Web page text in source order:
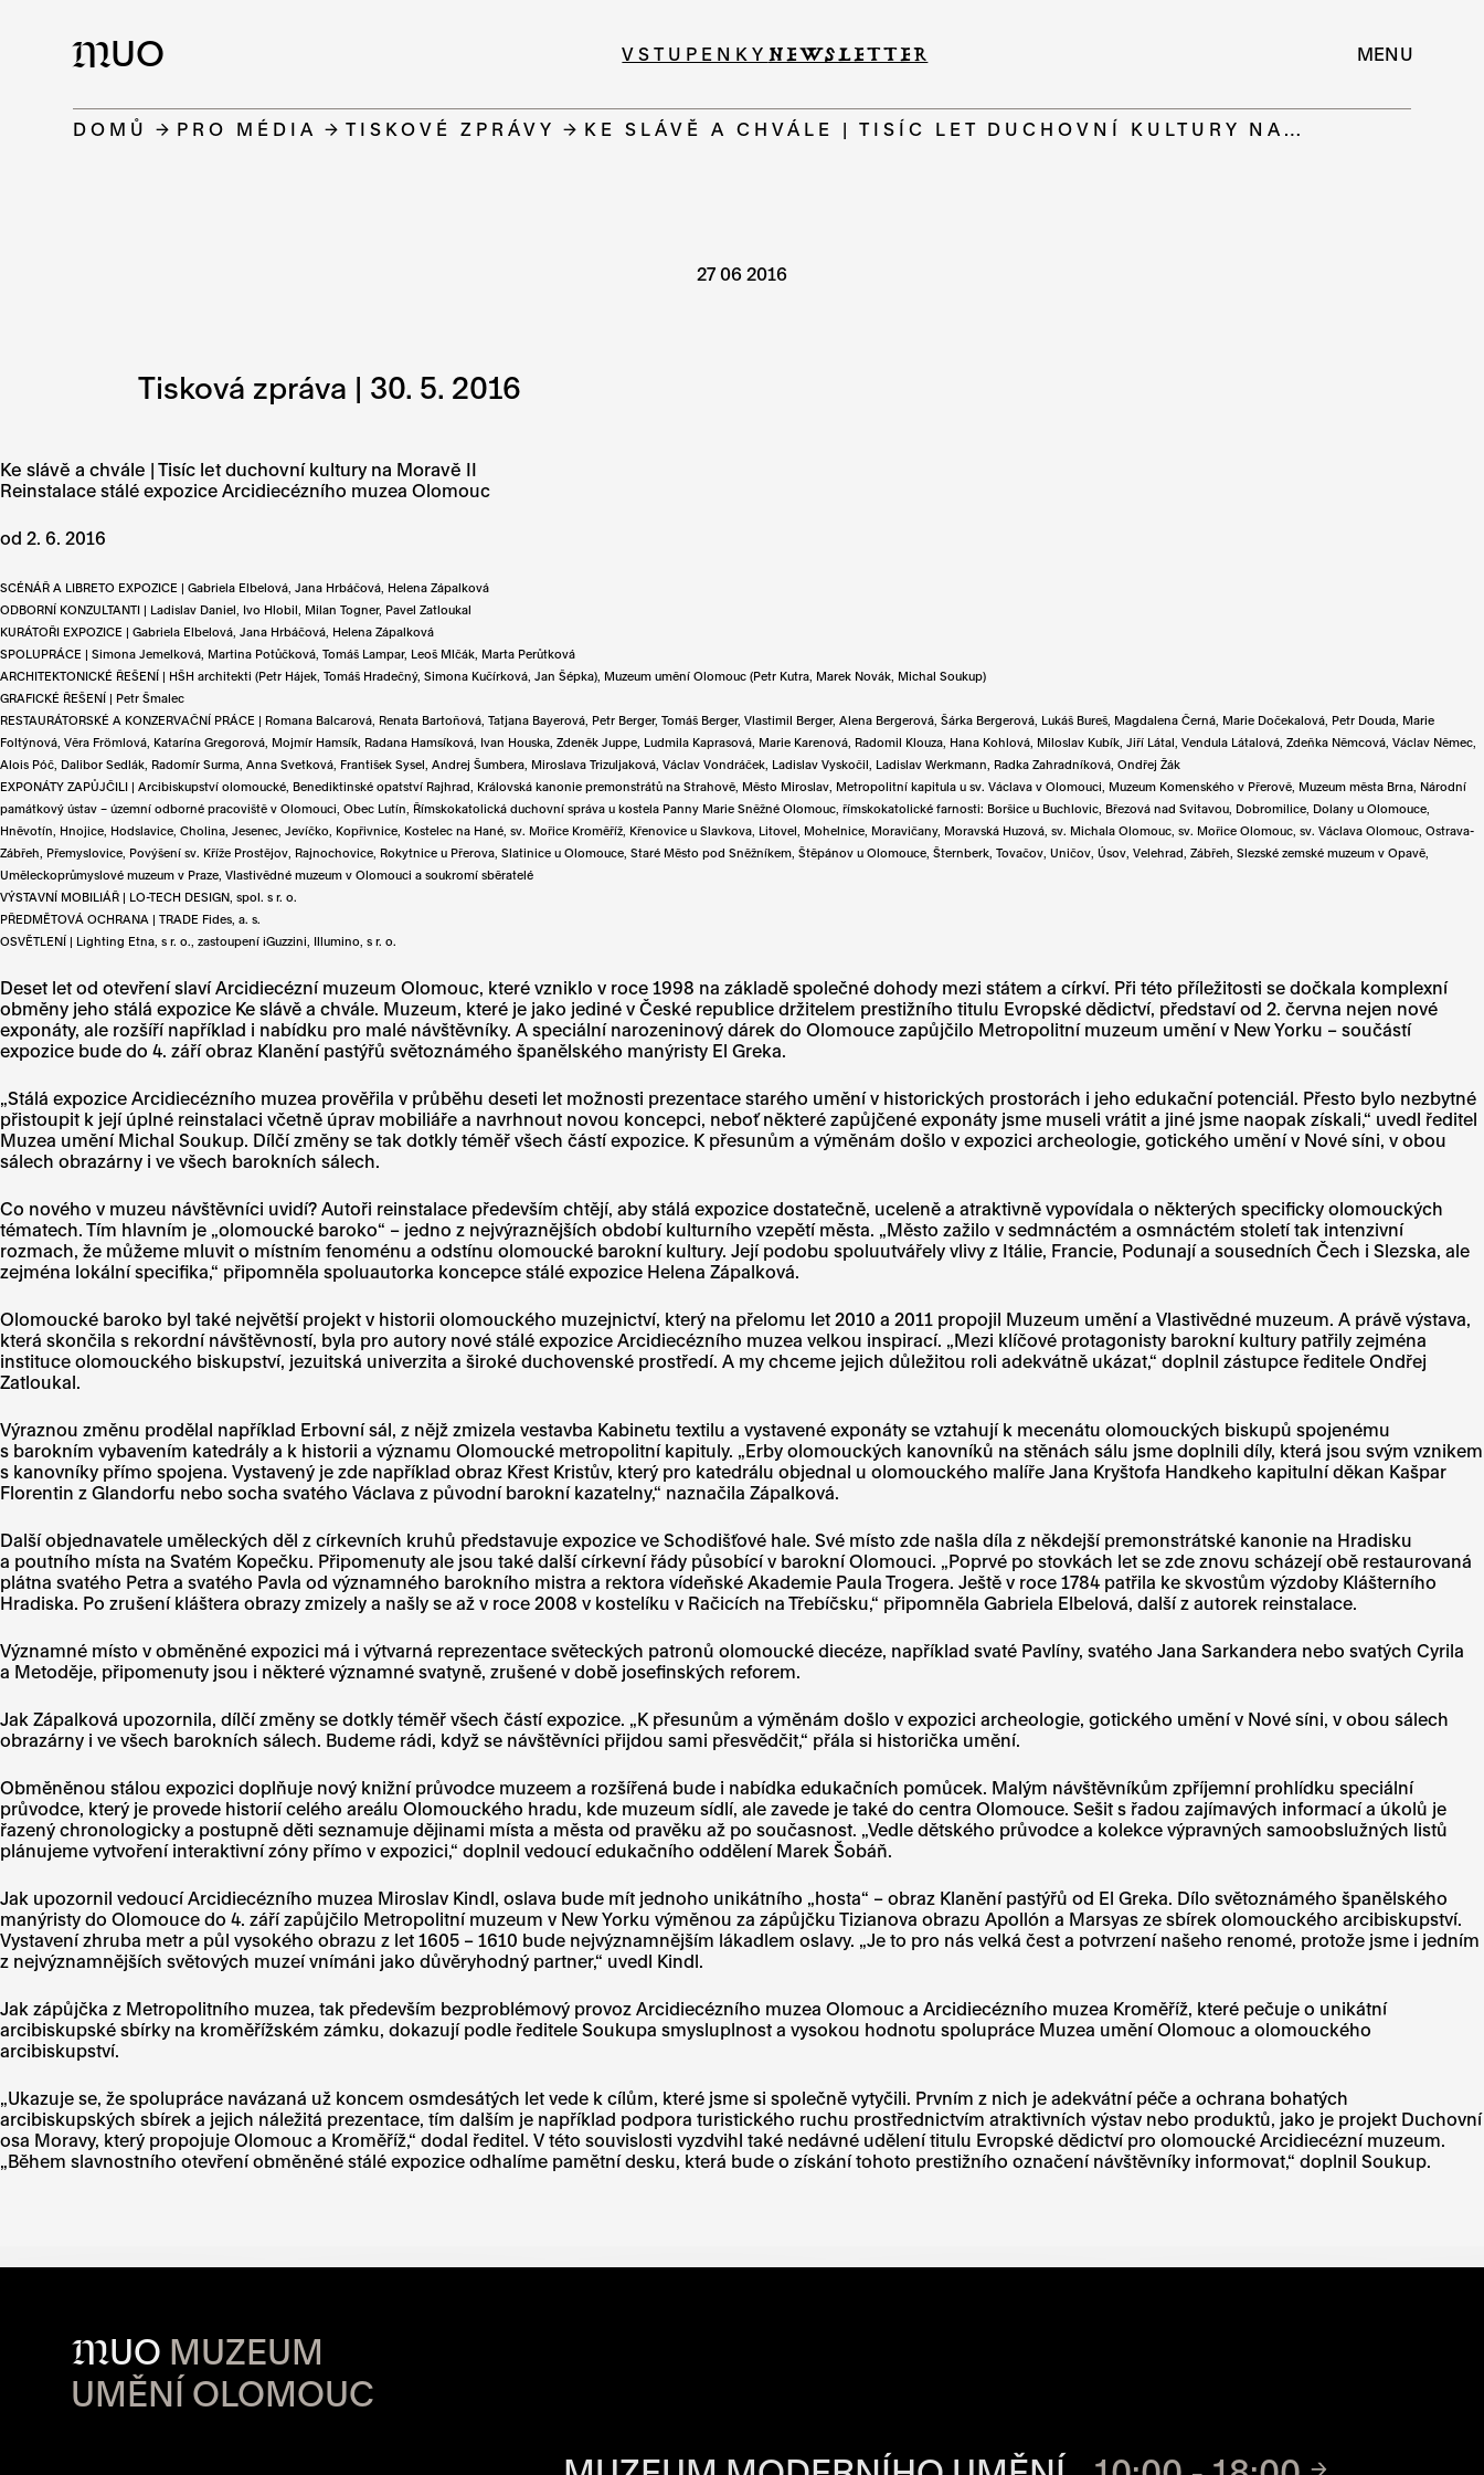
MUO VSTUPENKY NEWSLETTER MENU
DOMŮ PRO MÉDIA TISKOVÉ ZPRÁVY KE SLÁVĚ A CHVÁLE | TISÍC LET DUCHOVNÍ KULTURY NA…
27 06 2016
Tisková zpráva | 30. 5. 2016
Ke slávě a chvále | Tisíc let duchovní kultury na Moravě II
Reinstalace stálé expozice Arcidiecézního muzea Olomouc
od 2. 6. 2016
SCÉNÁŘ A LIBRETO EXPOZICE | Gabriela Elbelová, Jana Hrbáčová, Helena Zápalková
ODBORNÍ KONZULTANTI | Ladislav Daniel, Ivo Hlobil, Milan Togner, Pavel Zatloukal
KURÁTOŘI EXPOZICE | Gabriela Elbelová, Jana Hrbáčová, Helena Zápalková
SPOLUPRÁCE | Simona Jemelková, Martina Potůčková, Tomáš Lampar, Leoš Mlčák, Marta Perůtková
ARCHITEKTONICKÉ ŘEŠENÍ | HŠH architekti (Petr Hájek, Tomáš Hradečný, Simona Kučírková, Jan Šépka), Muzeum umění Olomouc (Petr Kutra, Marek Novák, Michal Soukup)
GRAFICKÉ ŘEŠENÍ | Petr Šmalec
RESTAURÁTORSKÉ A KONZERVAČNÍ PRÁCE | Romana Balcarová, Renata Bartoňová, Tatjana Bayerová, Petr Berger, Tomáš Berger, Vlastimil Berger, Alena Bergerová, Šárka Bergerová, Lukáš Bureš, Magdalena Černá, Marie Dočekalová, Petr Douda, Marie
Foltýnová, Věra Frömlová, Katarína Gregorová, Mojmír Hamsík, Radana Hamsíková, Ivan Houska, Zdeněk Juppe, Ludmila Kaprasová, Marie Karenová, Radomil Klouza, Hana Kohlová, Miloslav Kubík, Jiří Látal, Vendula Látalová, Zdeňka Němcová, Václav Němec,
Alois Póč, Dalibor Sedlák, Radomír Surma, Anna Svetková, František Sysel, Andrej Šumbera, Miroslava Trizuljaková, Václav Vondráček, Ladislav Vyskočil, Ladislav Werkmann, Radka Zahradníková, Ondřej Žák
EXPONÁTY ZAPŮJČILI | Arcibiskupství olomoucké, Benediktinské opatství Rajhrad, Královská kanonie premonstrátů na Strahově, Město Miroslav, Metropolitní kapitula u sv. Václava v Olomouci, Muzeum Komenského v Přerově, Muzeum města Brna, Národní
památkový ústav – územní odborné pracoviště v Olomouci, Obec Lutín, Římskokatolická duchovní správa u kostela Panny Marie Sněžné Olomouc, římskokatolické farnosti: Boršice u Buchlovic, Březová nad Svitavou, Dobromilice, Dolany u Olomouce,
Hněvotín, Hnojice, Hodslavice, Cholina, Jesenec, Jevíčko, Kopřivnice, Kostelec na Hané, sv. Mořice Kroměříž, Křenovice u Slavkova, Litovel, Mohelnice, Moravičany, Moravská Huzová, sv. Michala Olomouc, sv. Mořice Olomouc, sv. Václava Olomouc, Ostrava-
Zábřeh, Přemyslovice, Povýšení sv. Kříže Prostějov, Rajnochovice, Rokytnice u Přerova, Slatinice u Olomouce, Staré Město pod Sněžníkem, Štěpánov u Olomouce, Šternberk, Tovačov, Uničov, Úsov, Velehrad, Zábřeh, Slezské zemské muzeum v Opavě,
Uměleckoprůmyslové muzeum v Praze, Vlastivědné muzeum v Olomouci a soukromí sběratelé
VÝSTAVNÍ MOBILIÁŘ | LO-TECH DESIGN, spol. s r. o.
PŘEDMĚTOVÁ OCHRANA | TRADE Fides, a. s.
OSVĚTLENÍ | Lighting Etna, s r. o., zastoupení iGuzzini, Illumino, s r. o.
Deset let od otevření slaví Arcidiecézní muzeum Olomouc, které vzniklo v roce 1998 na základě společné dohody mezi státem a církví. Při této příležitosti se dočkala komplexní
obměny jeho stálá expozice Ke slávě a chvále. Muzeum, které je jako jediné v České republice držitelem prestižního titulu Evropské dědictví, představí od 2. června nejen nové
exponáty, ale rozšíří například i nabídku pro malé návštěvníky. A speciální narozeninový dárek do Olomouce zapůjčilo Metropolitní muzeum umění v New Yorku – součástí
expozice bude do 4. září obraz Klanění pastýřů světoznámého španělského manýristy El Greka.
„Stálá expozice Arcidiecézního muzea prověřila v průběhu deseti let možnosti prezentace starého umění v historických prostorách i jeho edukační potenciál. Přesto bylo nezbytné
přistoupit k její úplné reinstalaci včetně úprav mobiliáře a navrhnout novou koncepci, neboť některé zapůjčené exponáty jsme museli vrátit a jiné jsme naopak získali,“ uvedl ředitel
Muzea umění Michal Soukup. Dílčí změny se tak dotkly téměř všech částí expozice. K přesunům a výměnám došlo v expozici archeologie, gotického umění v Nové síni, v obou
sálech obrazárny i ve všech barokních sálech.
Co nového v muzeu návštěvníci uvidí? Autoři reinstalace především chtějí, aby stálá expozice dostatečně, uceleně a atraktivně vypovídala o některých specificky olomouckých
tématech. Tím hlavním je „olomoucké baroko“ – jedno z nejvýraznějších období kulturního vzepětí města. „Město zažilo v sedmnáctém a osmnáctém století tak intenzivní
rozmach, že můžeme mluvit o místním fenoménu a odstínu olomoucké barokní kultury. Její podobu spoluutvářely vlivy z Itálie, Francie, Podunají a sousedních Čech i Slezska, ale
zejména lokální specifika,“ připomněla spoluautorka koncepce stálé expozice Helena Zápalková.
Olomoucké baroko byl také největší projekt v historii olomouckého muzejnictví, který na přelomu let 2010 a 2011 propojil Muzeum umění a Vlastivědné muzeum. A právě výstava,
která skončila s rekordní návštěvností, byla pro autory nové stálé expozice Arcidiecézního muzea velkou inspirací. „Mezi klíčové protagonisty barokní kultury patřily zejména
instituce olomouckého biskupství, jezuitská univerzita a široké duchovenské prostředí. A my chceme jejich důležitou roli adekvátně ukázat,“ doplnil zástupce ředitele Ondřej
Zatloukal.
Výraznou změnu prodělal například Erbovní sál, z nějž zmizela vestavba Kabinetu textilu a vystavené exponáty se vztahují k mecenátu olomouckých biskupů spojenému
s barokním vybavením katedrály a k historii a významu Olomoucké metropolitní kapituly. „Erby olomouckých kanovníků na stěnách sálu jsme doplnili díly, která jsou svým vznikem
s kanovníky přímo spojena. Vystavený je zde například obraz Křest Kristův, který pro katedrálu objednal u olomouckého malíře Jana Kryštofa Handkeho kapitulní děkan Kašpar
Florentin z Glandorfu nebo socha svatého Václava z původní barokní kazatelny,“ naznačila Zápalková.
Další objednavatele uměleckých děl z církevních kruhů představuje expozice ve Schodišťové hale. Své místo zde našla díla z někdejší premonstrátské kanonie na Hradisku
a poutního místa na Svatém Kopečku. Připomenuty ale jsou také další církevní řády působící v barokní Olomouci. „Poprvé po stovkách let se zde znovu scházejí obě restaurovaná
plátna svatého Petra a svatého Pavla od významného barokního mistra a rektora vídeňské Akademie Paula Trogera. Ještě v roce 1784 patřila ke skvostům výzdoby Klášterního
Hradiska. Po zrušení kláštera obrazy zmizely a našly se až v roce 2008 v kostelíku v Račicích na Třebíčsku,“ připomněla Gabriela Elbelová, další z autorek reinstalace.
Významné místo v obměněné expozici má i výtvarná reprezentace světeckých patronů olomoucké diecéze, například svaté Pavlíny, svatého Jana Sarkandera nebo svatých Cyrila
a Metoděje, připomenuty jsou i některé významné svatyně, zrušené v době josefinských reforem.
Jak Zápalková upozornila, dílčí změny se dotkly téměř všech částí expozice. „K přesunům a výměnám došlo v expozici archeologie, gotického umění v Nové síni, v obou sálech
obrazárny i ve všech barokních sálech. Budeme rádi, když se návštěvníci přijdou sami přesvědčit,“ přála si historička umění.
Obměněnou stálou expozici doplňuje nový knižní průvodce muzeem a rozšířená bude i nabídka edukačních pomůcek. Malým návštěvníkům zpříjemní prohlídku speciální
průvodce, který je provede historií celého areálu Olomouckého hradu, kde muzeum sídlí, ale zavede je také do centra Olomouce. Sešit s řadou zajímavých informací a úkolů je
řazený chronologicky a postupně děti seznamuje dějinami místa a města od pravěku až po současnost. „Vedle dětského průvodce a kolekce výpravných samoobslužných listů
plánujeme vytvoření interaktivní zóny přímo v expozici,“ doplnil vedoucí edukačního oddělení Marek Šobáň.
Jak upozornil vedoucí Arcidiecézního muzea Miroslav Kindl, oslava bude mít jednoho unikátního „hosta“ – obraz Klanění pastýřů od El Greka. Dílo světoznámého španělského
manýristy do Olomouce do 4. září zapůjčilo Metropolitní muzeum v New Yorku výměnou za zápůjčku Tizianova obrazu Apollón a Marsyas ze sbírek olomouckého arcibiskupství.
Vystavení zhruba metr a půl vysokého obrazu z let 1605 – 1610 bude nejvýznamnějším lákadlem oslavy. „Je to pro nás velká čest a potvrzení našeho renomé, protože jsme i jedním
z nejvýznamnějších světových muzeí vnímáni jako důvěryhodný partner,“ uvedl Kindl.
Jak zápůjčka z Metropolitního muzea, tak především bezproblémový provoz Arcidiecézního muzea Olomouc a Arcidiecézního muzea Kroměříž, které pečuje o unikátní
arcibiskupské sbírky na kroměřížském zámku, dokazují podle ředitele Soukupa smysluplnost a vysokou hodnotu spolupráce Muzea umění Olomouc a olomouckého
arcibiskupství.
„Ukazuje se, že spolupráce navázaná už koncem osmdesátých let vede k cílům, které jsme si společně vytyčili. Prvním z nich je adekvátní péče a ochrana bohatých
arcibiskupských sbírek a jejich náležitá prezentace, tím dalším je například podpora turistického ruchu prostřednictvím atraktivních výstav nebo produktů, jako je projekt Duchovní
osa Moravy, který propojuje Olomouc a Kroměříž,“ dodal ředitel. V této souvislosti vyzdvihl také nedávné udělení titulu Evropské dědictví pro olomoucké Arcidiecézní muzeum.
„Během slavnostního otevření obměněné stálé expozice odhalíme pamětní desku, která bude o získání tohoto prestižního označení návštěvníky informovat,“ doplnil Soukup.
MUO MUZEUM
UMĚNÍ OLOMOUC
OTVÍRACÍ DOBA JEDNOTLIVÝCH MÍST